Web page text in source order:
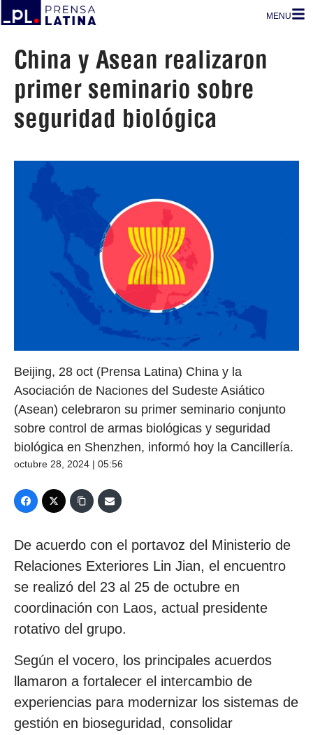
MENU
China y Asean realizaron
primer seminario sobre
seguridad biológica
Beijing, 28 oct (Prensa Latina) China y la
Asociación de Naciones del Sudeste Asiático
(Asean) celebraron su primer seminario conjunto
sobre control de armas biológicas y seguridad
biológica en Shenzhen, informó hoy la Cancillería.
octubre 28, 2024 | 05:56
De acuerdo con el portavoz del Ministerio de
Relaciones Exteriores Lin Jian, el encuentro
se realizó del 23 al 25 de octubre en
coordinación con Laos, actual presidente
rotativo del grupo.
Según el vocero, los principales acuerdos
llamaron a fortalecer el intercambio de
experiencias para modernizar los sistemas de
gestión en bioseguridad, consolidar